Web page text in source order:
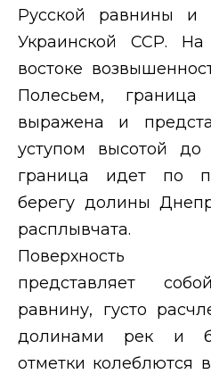
Русской равнины и
Украинской ССР.
востоке
Полесьем,
выражена и
уступом высотой до
граница идет по
берегу долины
расплывчата.
Поверхность
представляет
равнину, густо
долинами рек и
отметки колеблются